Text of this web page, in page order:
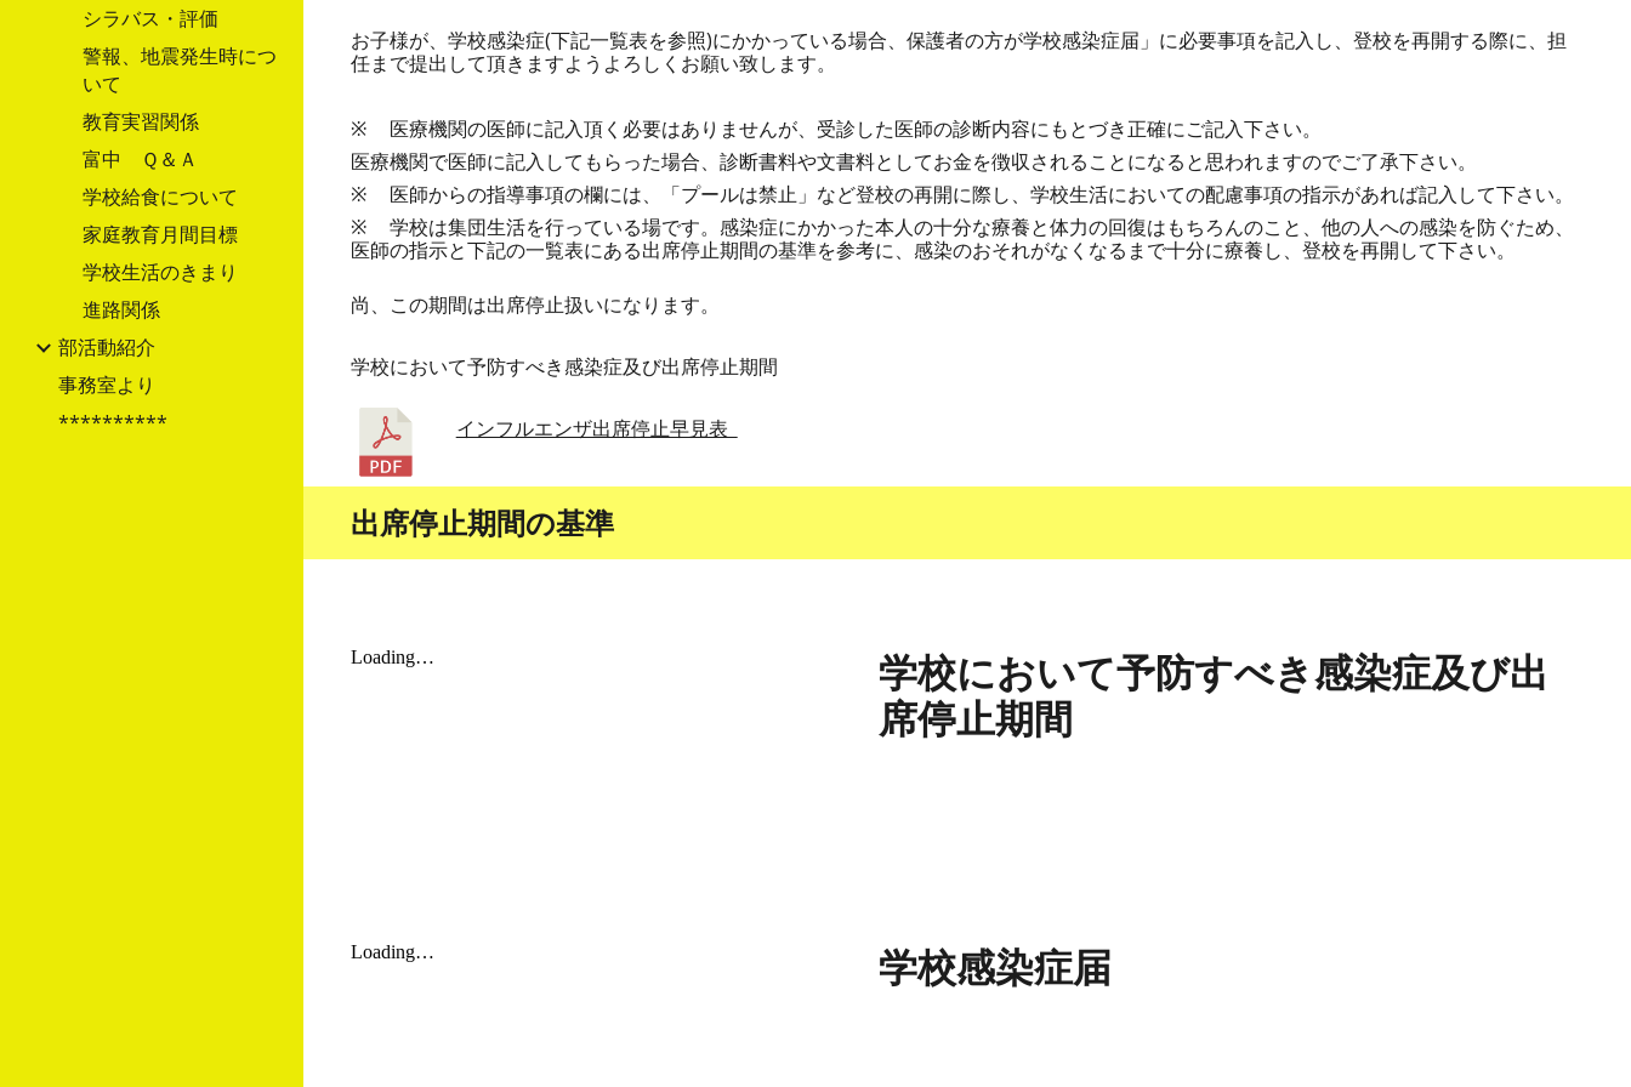
シラバス・評価
警報、地震発生時につ
いて
教育実習関係
富中 Ｑ＆Ａ
学校給食について
家庭教育月間目標
学校生活のきまり
進路関係
部活動紹介
事務室より
**********
お子様が、学校感染症(下記一覧表を参照)にかかっている場合、保護者の方が学校感染症届」に必要事項を記入し、登校を再開する際に、担
任まで提出して頂きますようよろしくお願い致します。
※
医療機関の医師に記入頂く必要はありませんが、受診した医師の診断内容にもとづき正確にご記入下さい。
医療機関で医師に記入してもらった場合、診断書料や文書料としてお金を徴収されることになると思われますのでご了承下さい。
※
医師からの指導事項の欄には、「プールは禁止」など登校の再開に際し、学校生活においての配慮事項の指示があれば記入して下さい。
※
学校は集団生活を行っている場です。感染症にかかった本人の十分な療養と体力の回復はもちろんのこと、他の人への感染を防ぐため、
医師の指示と下記の一覧表にある出席停止期間の基準を参考に、感染のおそれがなくなるまで十分に療養し、登校を再開して下さい。
尚、この期間は出席停止扱いになります。
学校において予防すべき感染症及び出席停止期間
インフルエンザ出席停止早見表
出席停止期間の基準
学校において予防すべき感染症及び出
席停止期間
学校感染症届